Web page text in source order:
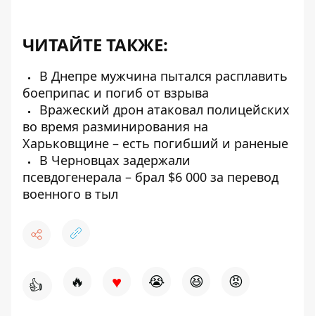
ЧИТАЙТЕ ТАКЖЕ:
В Днепре мужчина пытался расплавить
боеприпас и погиб от взрыва
Вражеский дрон атаковал полицейских
во время разминирования на
Харьковщине – есть погибший и раненые
В Черновцах задержали
псевдогенерала – брал $6 000 за перевод
военного в тыл
👍 🔥 ♥ 😭 😆 😡